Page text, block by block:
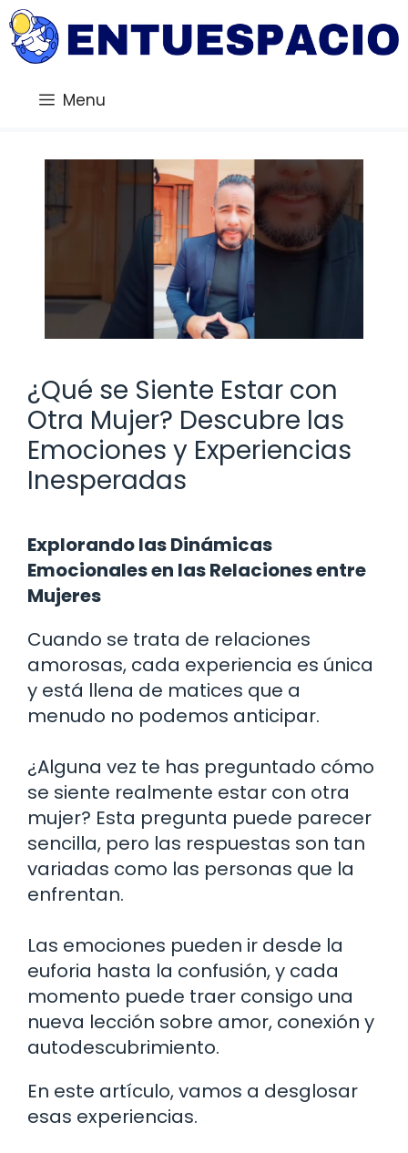
Saltar
al
contenido
Menu
¿Qué se Siente Estar con
Otra Mujer? Descubre las
Emociones y Experiencias
Inesperadas
Explorando las Dinámicas
Emocionales en las Relaciones entre
Mujeres
Cuando se trata de relaciones
amorosas, cada experiencia es única
y está llena de matices que a
menudo no podemos anticipar.
¿Alguna vez te has preguntado cómo
se siente realmente estar con otra
mujer? Esta pregunta puede parecer
sencilla, pero las respuestas son tan
variadas como las personas que la
enfrentan.
Las emociones pueden ir desde la
euforia hasta la confusión, y cada
momento puede traer consigo una
nueva lección sobre amor, conexión y
autodescubrimiento.
En este artículo, vamos a desglosar
esas experiencias.